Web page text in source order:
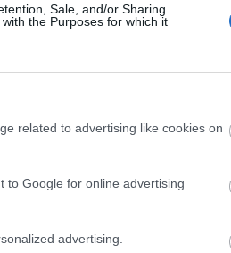
Sale, and/or Sharing
the Purposes for which it
related to advertising like cookies on
to Google for online advertising
advertising.
με καύσιμα
τα 5
τις τιμές και
στις
κρατάμε τις
τιμές σε χαμηλά
στις
διαρκεί
21:01